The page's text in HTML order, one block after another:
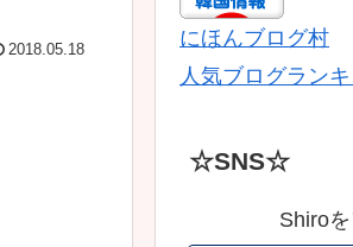
2018.05.18
にほんブログ村
人気ブログラン
☆SNS☆
Shiro